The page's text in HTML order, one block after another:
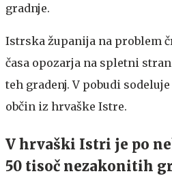
gradnje.
Istrska županija na problem
časa opozarja na spletni
teh gradenj. V pobudi
občin iz hrvaške Istre.
V hrvaški Istri je po
50 tisoč nezakonitih